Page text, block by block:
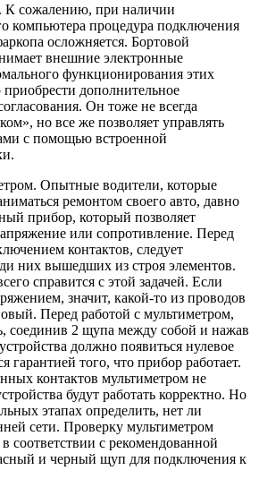
К сожалению, при наличии
компьютера процедура подключения
осложняется. Бортовой
внешние электронные
функционирования этих
дополнительное
Он тоже не всегда
но все же позволяет управлять
с помощью встроенной
Опытные водители, которые
ремонтом своего авто, давно
прибор, который позволяет
или сопротивление. Перед
контактов, следует
них вышедших из строя элементов.
справится с этой задачей. Если
значит, какой-то из проводов
Перед работой с мультиметром,
соединив 2 щупа между собой и нажав
должно появиться нулевое
гарантией того, что прибор работает.
контактов мультиметром не
будут работать корректно. Но
этапах определить, нет ли
сети. Проверку мультиметром
соответствии с рекомендованной
и черный щуп для подключения к